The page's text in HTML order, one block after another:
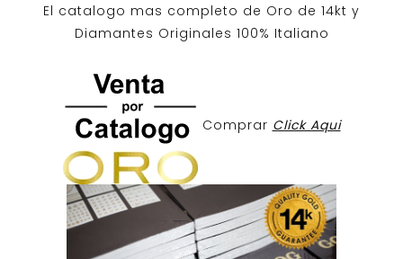
El catalogo mas completo de Oro de 14kt y
Diamantes Originales 100% Italiano
Comprar Click Aqui